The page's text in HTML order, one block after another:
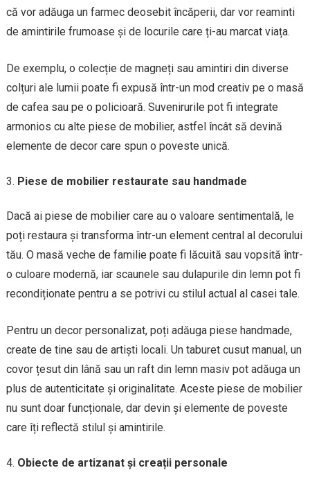
că vor adăuga un farmec deosebit încăperii, dar vor reaminti
de amintirile frumoase și de locurile care ți-au marcat viața.
De exemplu, o colecție de magneți sau amintiri din diverse
colțuri ale lumii poate fi expusă într-un mod creativ pe o masă
de cafea sau pe o policioară. Suvenirurile pot fi integrate
armonios cu alte piese de mobilier, astfel încât să devină
elemente de decor care spun o poveste unică.
Piese de mobilier restaurate sau handmade
Dacă ai piese de mobilier care au o valoare sentimentală, le
poți restaura și transforma într-un element central al decorului
tău. O masă veche de familie poate fi lăcuită sau vopsită într-
o culoare modernă, iar scaunele sau dulapurile din lemn pot fi
recondiționate pentru a se potrivi cu stilul actual al casei tale.
Pentru un decor personalizat, poți adăuga piese handmade,
create de tine sau de artiști locali. Un taburet cusut manual, un
covor țesut din lână sau un raft din lemn masiv pot adăuga un
plus de autenticitate și originalitate. Aceste piese de mobilier
nu sunt doar funcționale, dar devin și elemente de poveste
care îți reflectă stilul și amintirile.
Obiecte de artizanat și creații personale